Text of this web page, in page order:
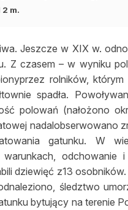
m.
Jeszcze w XIX w.
czasem – w wyniku
rolników,
spadła.
polowań (nałożono
nadalobserwowano
gatunku. W
odchowanie
dziewięć z13
śledztwo
bytujący na terenie